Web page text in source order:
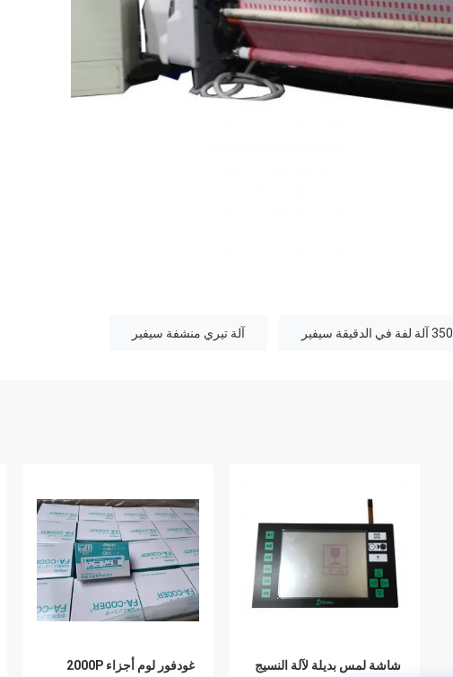
350 آلة لفة في الدقيقة سيفير آلة تيري منشفة سيفير
غودفور لوم أجزاء 2000P شاشة لمس بديلة لآلة النسيج